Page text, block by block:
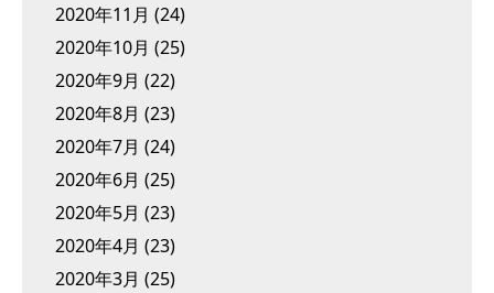
2020年11月 (24)
2020年10月 (25)
2020年9月 (22)
2020年8月 (23)
2020年7月 (24)
2020年6月 (25)
2020年5月 (23)
2020年4月 (23)
2020年3月 (25)